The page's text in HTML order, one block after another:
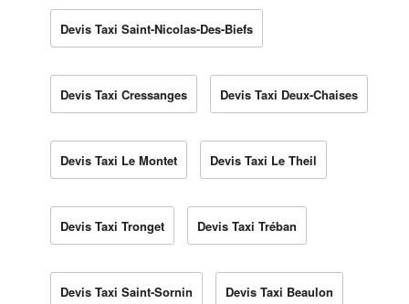
Devis Taxi Saint-Nicolas-Des-Biefs
Devis Taxi Cressanges Devis Taxi Deux-Chaises
Devis Taxi Le Montet Devis Taxi Le Theil
Devis Taxi Tronget Devis Taxi Tréban
Devis Taxi Saint-Sornin Devis Taxi Beaulon